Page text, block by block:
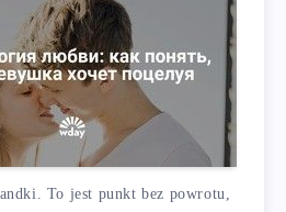
To jest punkt bez powrotu,